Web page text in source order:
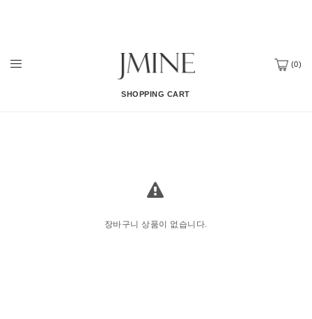
(0)
SHOPPING CART
장바구니 상품이 없습니다.